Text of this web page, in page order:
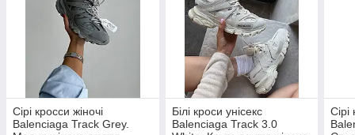
Сірі кросси жіночі
Balenciaga Track Grey.
Білі кроси унісекс
Balenciaga Track 3.0
Сірі